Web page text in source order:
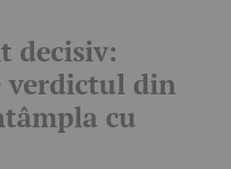
decisiv:
verdictul din
cu